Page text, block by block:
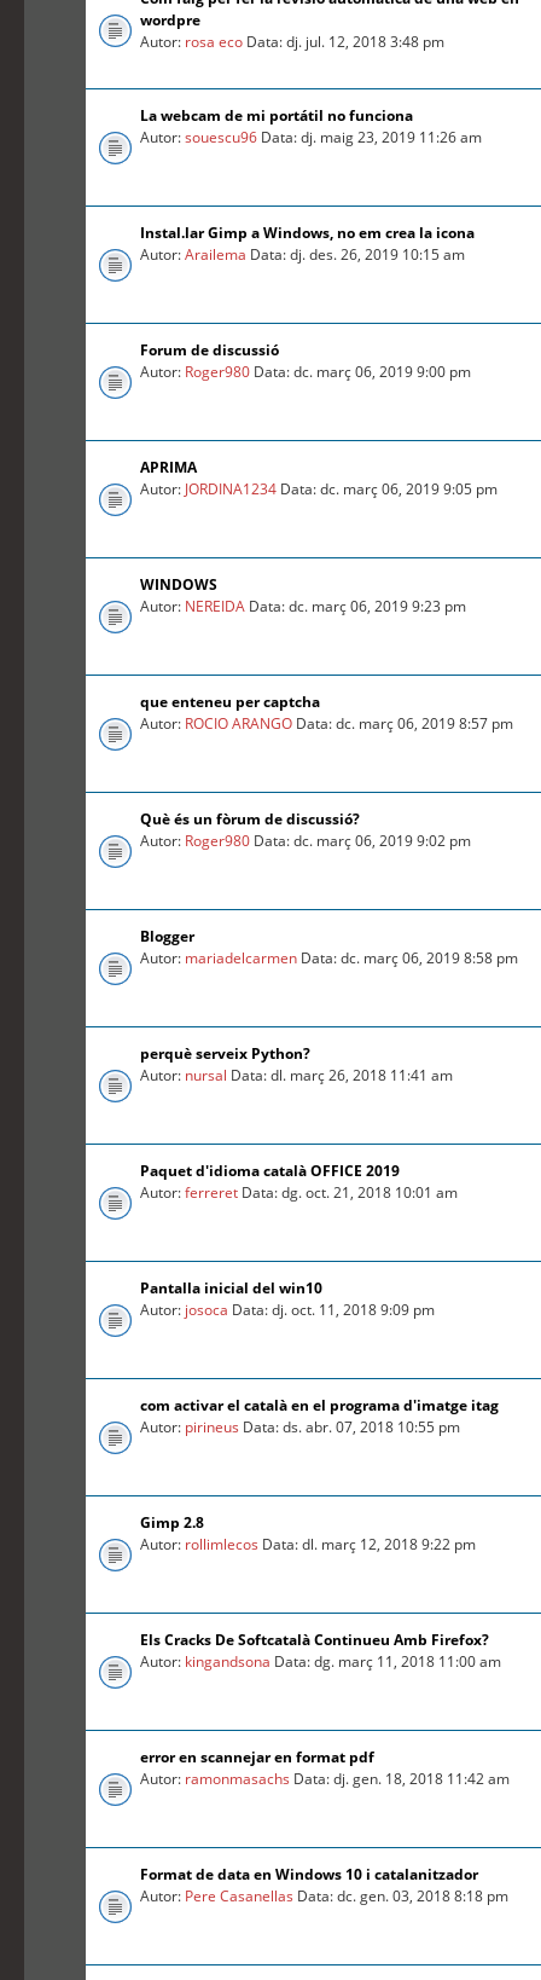
wordpre
Autor: rosa eco Data: dj. jul. 12, 2018 3:48 pm
La webcam de mi portátil no funciona
Autor:souescu96 Data: dj. maig 23, 2019 11:26 am
Instal.lar Gimp a Windows, no em crea la icona
Autor:Arailema Data: dj. des. 26, 2019 10:15 am
Forum de discussió
Autor: Roger980 Data: dc. març 06, 2019 9:00 pm
APRIMA
Autor: JORDINA1234 Data: dc. març 06, 2019 9:05 pm
WINDOWS
Autor: NEREIDA Data: dc. març 06, 2019 9:23 pm
que enteneu per captcha
Autor: ROCIO ARANGO Data: dc. març 06, 2019 8:57 pm
Què és un fòrum de discussió?
Autor: Roger980 Data: dc. març 06, 2019 9:02 pm
Blogger
Autor: mariadelcarmen Data: dc. març 06, 2019 8:58 pm
perquè serveix Python?
Autor: nursal Data: dl. març 26, 2018 11:41 am
Paquet d'idioma català OFFICE 2019
Autor:ferreret Data: dg. oct. 21, 2018 10:01 am
Pantalla inicial del win10
Autor: josoca Data: dj. oct. 11, 2018 9:09 pm
com activar el català en el programa d'imatge itag
Autor: pirineus Data: ds. abr. 07, 2018 10:55 pm
Gimp 2.8
Autor: rollimlecos Data: dl. març 12, 2018 9:22 pm
Els Cracks De Softcatalà Continueu Amb Firefox?
Autor: kingandsona Data: dg. març 11, 2018 11:00 am
error en scannejar en format pdf
Autor: ramonmasachs Data: dj. gen. 18, 2018 11:42 am
Format de data en Windows 10 i catalanitzador
Autor: Pere Casanellas Data: dc. gen. 03, 2018 8:18 pm